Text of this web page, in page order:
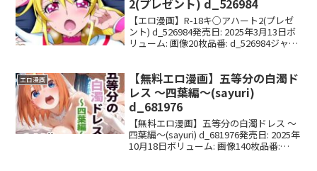
【エロ漫画】R-18キ○アハート2(プレゼ
ント) d_526984発売日: 2025年3月13日ボ
リューム: 画像20枚品番: d_526984ジャン
エロ漫画
【無料エロ漫画】五等分の白濁ド
レス 〜四葉編〜(sayuri)
d_681976
【無料エロ漫画】五等分の白濁ドレス 〜
四葉編〜(sayuri) d_681976発売日: 2025年
10月18日ボリューム: 画像140枚品番: